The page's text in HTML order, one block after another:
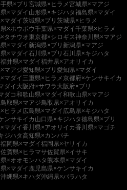
県×ブリ 宮城県×ヒラメ宮城県×マアジ
×マダイ 山形県×キジハタ福島県×マダイ
マダイ茨城県×ブリ 茨城県×ヒラメ
×ホウボウ千葉県×マダイ千葉県×ヒラメ
タチウオ東京都×シロギス神奈川県×マアジ
×マダイ 新潟県×ブリ 新潟県×マアジ
×マダイ石川県×ブリ 石川県×キジハタ
福井県×マダイ福井県×アオリイカ
マアジ愛知県×ブリ 愛知県×マダイ
マダイ 三重県×ヒラメ京都府×ケンサキイカ
ダイ 大阪府×サワラ 大阪府×ブリ
ダコ和歌山県×マダイ和歌山県×マアジ
鳥取県×マアジ鳥取県×アオリイカ
ヒラメ 広島県×マダイ 広島県×キジハタ
ンサキイカ 山口県×キジハタ徳島県×ブリ
マダイ香川県×アオリイカ香川県×マゴチ
ジハタ高知県×カンパチ
福岡県×マダイ福岡県×ヤリイカ
佐賀県×ヒラマサ佐賀県×イサキ
×オオモンハタ 熊本県×マダイ
×マダイ 鹿児島県×ケンサキイカ
沖縄県×キハダ沖縄県×バラハタ